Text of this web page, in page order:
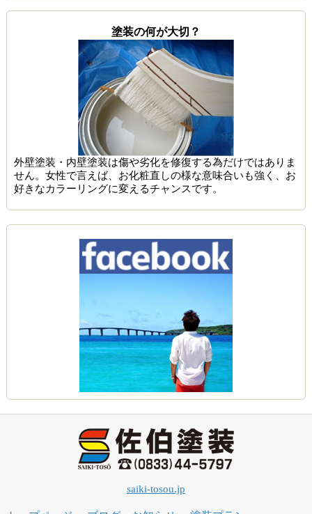
塗装の何が大切？
外壁塗装・内壁塗装は傷や劣化を修復する為だけではありま
せん。女性で言えば、お化粧直しの様な意味合いも強く、お
好きなカラーリングに変えるチャンスです。
saiki-tosou.jp